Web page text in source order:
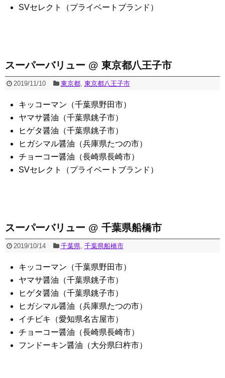
SVセレクト（プライベートブランド）
スーパーバリュー @ 東京都八王子市
2019/11/10 東京都, 東京都八王子市
キッコーマン（千葉県野田市）
ヤマサ醤油（千葉県銚子市）
ヒゲタ醤油（千葉県銚子市）
ヒガシマル醤油（兵庫県たつの市）
チョーコー醤油（長崎県長崎市）
SVセレクト（プライベートブランド）
スーパーバリュー @ 千葉県船橋市
2019/10/14 千葉県, 千葉県船橋市
キッコーマン（千葉県野田市）
ヤマサ醤油（千葉県銚子市）
ヒゲタ醤油（千葉県銚子市）
ヒガシマル醤油（兵庫県たつの市）
イチビキ（愛知県名古屋市）
チョーコー醤油（長崎県長崎市）
フンドーキン醤油（大分県臼杵市）